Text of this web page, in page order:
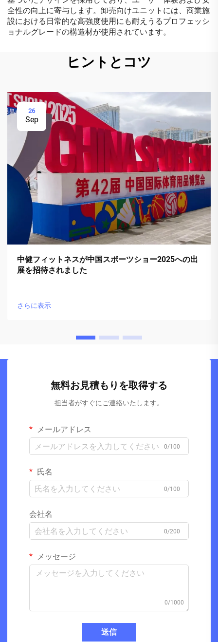
全性の向上に寄与します。卸売向けユニットには、商業施
設における日常的な高強度使用にも耐えうるプロフェッシ
ョナルグレードの構造材が使用されています。
ヒントとコツ
26
Sep
中健フィットネスが中国スポーツショー2025への出
展を招待されました
さらに表示
無料お見積もりを取得する
担当者がすぐにご連絡いたします。
メールアドレス
0/100
氏名
0/100
会社名
0/200
メッセージ
0/1000
送信